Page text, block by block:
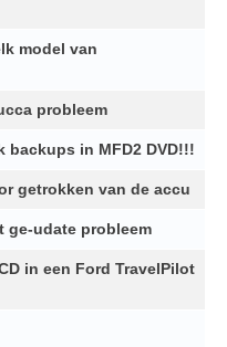
model van
probleem
backups in MFD2 DVD!!!
getrokken van de accu
ge-udate probleem
in een Ford TravelPilot